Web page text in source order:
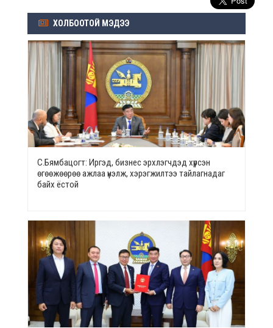
ХОЛБООТОЙ МЭДЭЭ
С.Бямбацогт: Иргэд, бизнес эрхлэгчдэд хүрсэн
өгөөжөөрөө ажлаа үнэлж, хэрэгжилтээ тайлагнадаг
байх ёстой